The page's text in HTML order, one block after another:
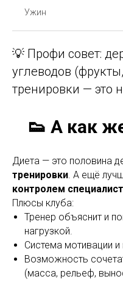
Ужин
💡 Профи совет:
углеводов
тренировки — это
👟 А как
Диета — это половина
тренировки. А ещё
контролем
Плюсы клуба:
Тренер объяснит и
нагрузкой.
Система мотивации и
Возможность
(масса, рельеф,